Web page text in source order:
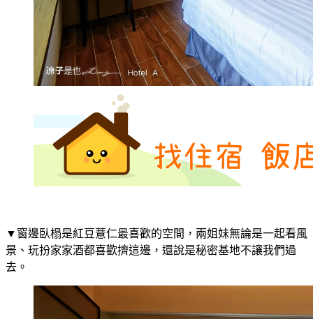
▼窗邊臥榻是紅豆薏仁最喜歡的空間，兩姐妹無論是一起看風
景、玩扮家家酒都喜歡擠這邊，還說是秘密基地不讓我們過
去。